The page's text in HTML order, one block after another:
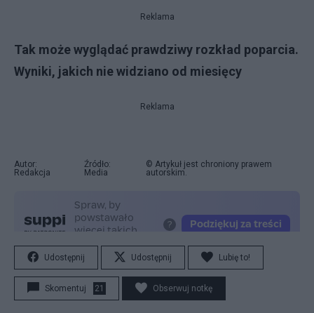
Reklama
Tak może wyglądać prawdziwy rozkład poparcia.
Wyniki, jakich nie widziano od miesięcy
Reklama
Autor:
Redakcja
Źródło:
Media
© Artykuł jest chroniony prawem
autorskim.
Udostępnij Udostępnij Lubię to!
Skomentuj 21 Obserwuj notkę